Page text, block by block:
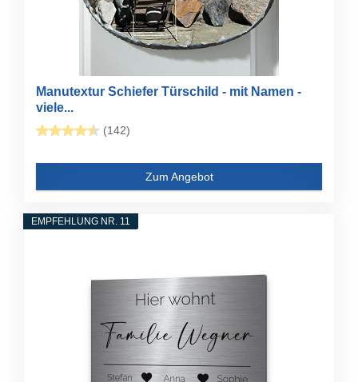
Manutextur Schiefer Türschild - mit Namen -
viele...
(142)
Zum Angebot
EMPFEHLUNG NR. 11